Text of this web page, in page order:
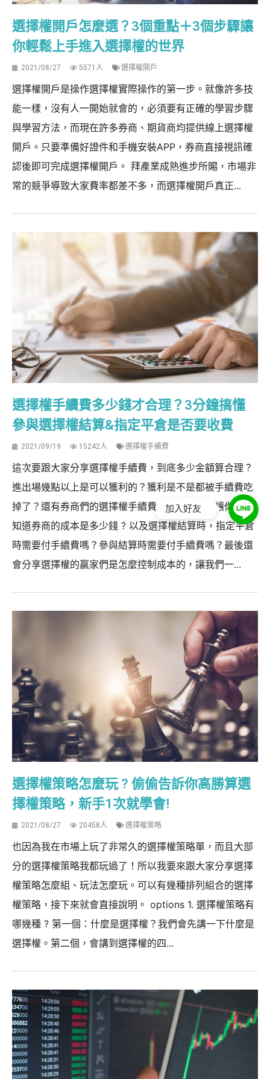
選擇權開戶怎麼選？3個重點＋3個步驟讓
你輕鬆上手進入選擇權的世界
2021/08/27 5571人 選擇權開戶
選擇權開戶是操作選擇權實際操作的第一步。就像許多技
能一樣，沒有人一開始就會的，必須要有正確的學習步驟
與學習方法，而現在許多券商、期貨商均提供線上選擇權
開戶。只要準備好證件和手機安裝APP，券商直接視訊確
認後即可完成選擇權開戶。 拜產業成熟進步所賜，市場非
常的競爭導致大家費率都差不多，而選擇權開戶真正...
選擇權手續費多少錢才合理？3分鐘搞懂
參與選擇權結算&指定平倉是否要收費
2021/09/19 15242人 選擇權手續費
這次要跟大家分享選擇權手續費，到底多少金額算合理？
進出場幾點以上是可以獲利的？獲利是不是都被手續費吃
掉了？還有券商們的選擇權手續費成本大公開，讓你直接
知道券商的成本是多少錢 ? 以及選擇權結算時，指定平倉
時需要付手續費嗎？參與結算時需要付手續費嗎？最後還
會分享選擇權的贏家們是怎麼控制成本的，讓我們一...
選擇權策略怎麼玩 ? 偷偷告訴你高勝算選
擇權策略，新手1次就學會!
2021/08/27 20458人 選擇權策略
也因為我在市場上玩了非常久的選擇權策略單，而且大部
分的選擇權策略我都玩過了！所以我要來跟大家分享選擇
權策略怎麼組、玩法怎麼玩。可以有幾種排列組合的選擇
權策略，接下來就會直接說明。 options 1. 選擇權策略有
哪幾種 ? 第一個：什麼是選擇權？我們會先講一下什麼是
選擇權。第二個，會講到選擇權的四...
加入好友